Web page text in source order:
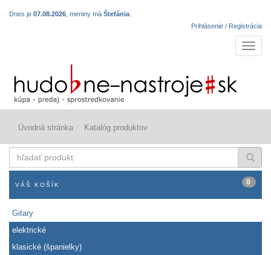
Dnes je 07.08.2026 , meniny má Štefánia
Prihlásenie / Registrácia
Úvodná stránka Katalóg produktov
produkt
VÁŠ KOŠÍK 0
Gitary
elektrické
klasické (španielky)